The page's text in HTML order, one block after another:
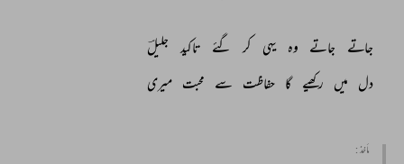
جاتے جاتے وہ یہی کر گئے تاکید
جلیلؔ
دل میں رکھیے گا حفاظت سے محبت میری
مأخذ :